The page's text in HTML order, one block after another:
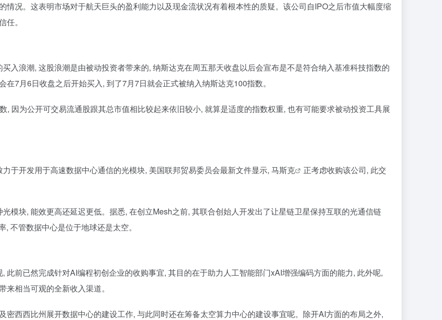
情况。这表明市场对于航天巨头的盈利能力以及现金流状况有着根本性的质疑。该公司自IPO之后市值大幅度缩
。
入浪潮, 这股浪潮是由被动投资者带来的, 纳斯达克在周五那天收盘以后会宣布是不是符合纳入基准科技指数的
7月6日收盘之后开始买入, 到了7月7日就会正式被纳入纳斯达克100指数。
, 因为公开可交易流通股跟其总市值相比较起来依旧较小, 就算是适度的指数权重, 也有可能要求被动投资工具展
于开发用于高速数据中心通信的光模块, 美国联邦贸易委员会最新文件显示, 马斯克 正考虑收购该公司, 此交
模块, 能效更高还延迟更低。据悉, 在创立Mesh之前, 其联合创始人开发出了让星链卫星保持互联的光通信链
不管数据中心是位于地球还是太空。
此前已然完成针对AI编程初创企业的收购事宜, 其目的在于助力人工智能部门xAI增强编码方面的能力, 此外呢,
相当可观的全新收入渠道。
密西西比州展开数据中心的建设工作, 与此同时还在筹备太空算力中心的建设事宜呢。除开AI方面的布局之外,